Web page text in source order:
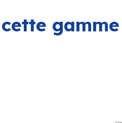
gamme